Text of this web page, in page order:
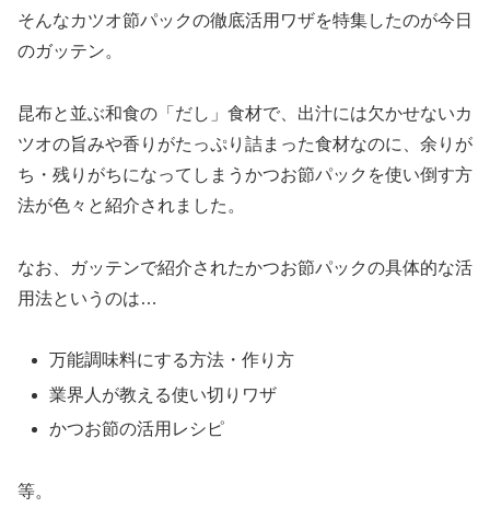
そんなカツオ節パックの徹底活用ワザを特集したのが今日
のガッテン。
昆布と並ぶ和食の「だし」食材で、出汁には欠かせないカ
ツオの旨みや香りがたっぷり詰まった食材なのに、余りが
ち・残りがちになってしまうかつお節パックを使い倒す方
法が色々と紹介されました。
なお、ガッテンで紹介されたかつお節パックの具体的な活
用法というのは…
万能調味料にする方法・作り方
業界人が教える使い切りワザ
かつお節の活用レシピ
等。